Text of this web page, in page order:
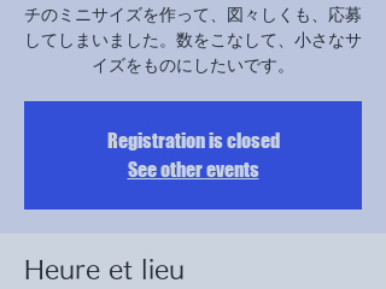
チのミニサイズを作って、図々しくも、応募
してしまいました。数をこなして、小さなサ
イズをものにしたいです。
Registration is closed
See other events
Heure et lieu